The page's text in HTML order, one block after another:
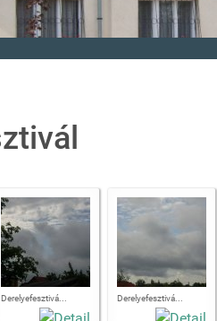
Derelyefesztivá... Derelyefesztivá...